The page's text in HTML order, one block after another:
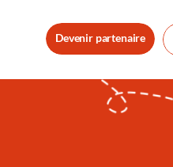
Devenir partenaire